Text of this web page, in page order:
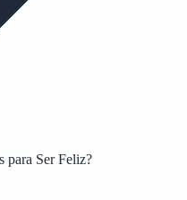
para Ser Feliz?